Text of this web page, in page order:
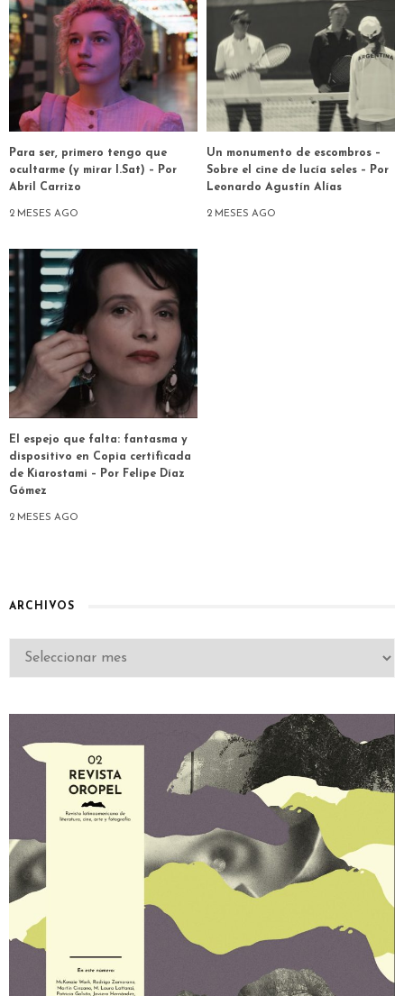
Para ser, primero tengo que
ocultarme (y mirar I.Sat) – Por
Abril Carrizo
2 MESES AGO
Un monumento de escombros –
Sobre el cine de lucía seles – Por
Leonardo Agustín Alías
2 MESES AGO
El espejo que falta: fantasma y
dispositivo en Copia certificada
de Kiarostami – Por Felipe Díaz
Gómez
2 MESES AGO
ARCHIVOS